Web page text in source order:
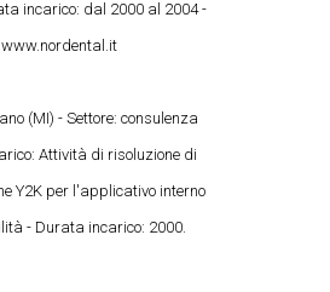
incarico: dal 2000 al 2004 -
www.nordental.it
(MI) - Settore: consulenza
Attività di risoluzione di
Y2K per l'applicativo interno
- Durata incarico: 2000.